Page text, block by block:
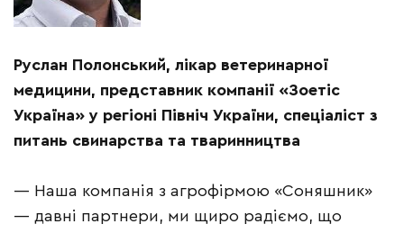
Руслан Полонський, лікар ветеринарної
медицини, представник компанії «Зоетіс
Україна» у регіоні Північ України, спеціаліст з
питань свинарства та тваринництва
— Наша компанія з агрофірмою «Соняшник»
— давні партнери, ми щиро радіємо, що